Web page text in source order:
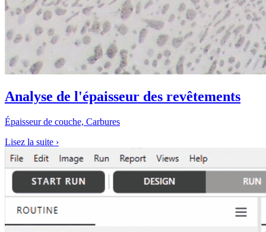
Analyse de l'épaisseur des revêtements
Épaisseur de couche, Carbures
Lisez la suite ›